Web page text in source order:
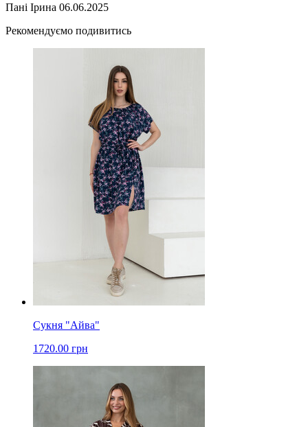
Пані Ірина 06.06.2025
Рекомендуємо подивитись
Сукня "Айва"
1720.00 грн